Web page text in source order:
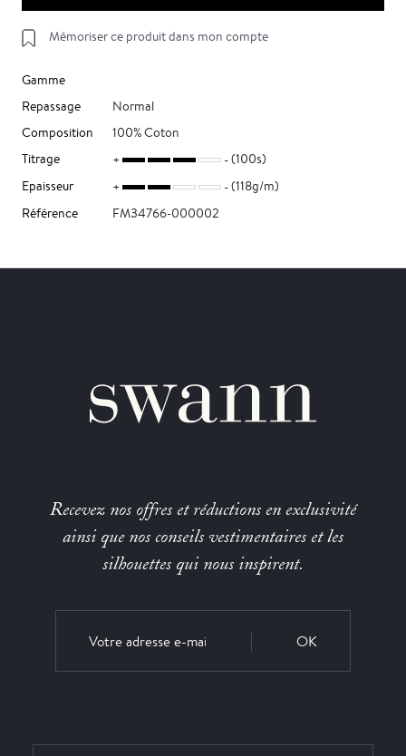
Mémoriser ce produit dans mon compte
Gamme
Repassage
Normal
Composition
100% Coton
Titrage
(100s)
Epaisseur
(118g/m)
Référence
FM34766-000002
Recevez nos offres et réductions en exclusivité
ainsi que nos conseils vestimentaires et les
silhouettes qui nous inspirent.
OK